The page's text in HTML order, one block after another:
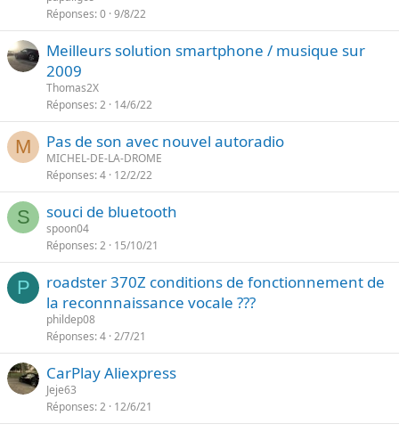
é
Réponses 0 9/8/22
Meilleurs solution smartphone / musique sur
2009
Thomas2X
Réponses 2 14/6/22
M Pas de son avec nouvel autoradio
MICHEL-DE-LA-DROME
Réponses 4 12/2/22
S souci de bluetooth
spoon04
Réponses 2 15/10/21
P
roadster 370Z conditions de fonctionnement de
la reconnnaissance vocale ???
phildep08
Réponses 4 2/7/21
CarPlay Aliexpress
Jeje63
Réponses 2 12/6/21